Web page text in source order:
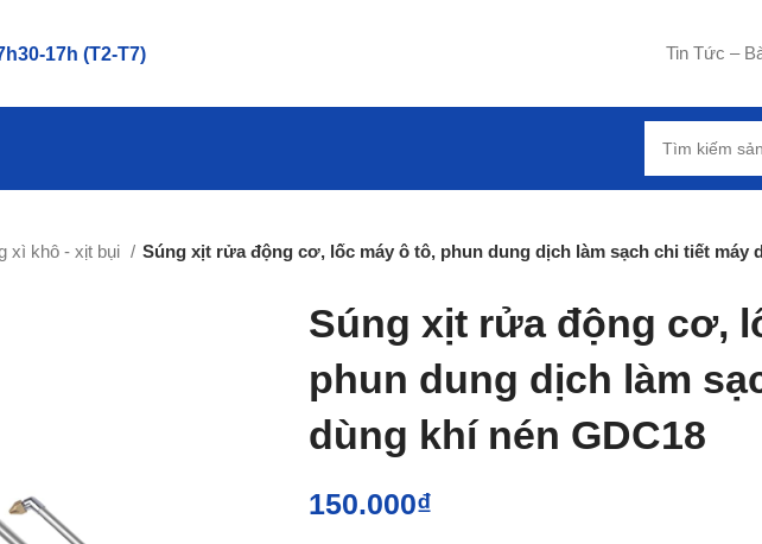
17h (T2-T7) Tin Tức –
xì khô - xịt bụi Súng xịt rửa động cơ, lốc máy ô tô, phun dung dịch làm sạch chi tiết máy
Súng xịt rửa động cơ,
phun dung dịch làm
dùng khí nén GDC18
150.000₫